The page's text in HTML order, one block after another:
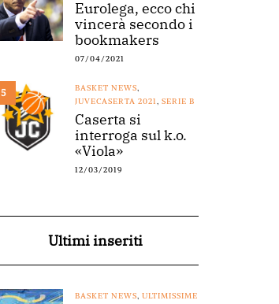
Eurolega, ecco chi
vincerà secondo i
bookmakers
07/04/2021
5 BASKET NEWS,
JUVECASERTA 2021, SERIE B
Caserta si
interroga sul k.o.
«Viola»
12/03/2019
Ultimi inseriti
BASKET NEWS, ULTIMISSIME